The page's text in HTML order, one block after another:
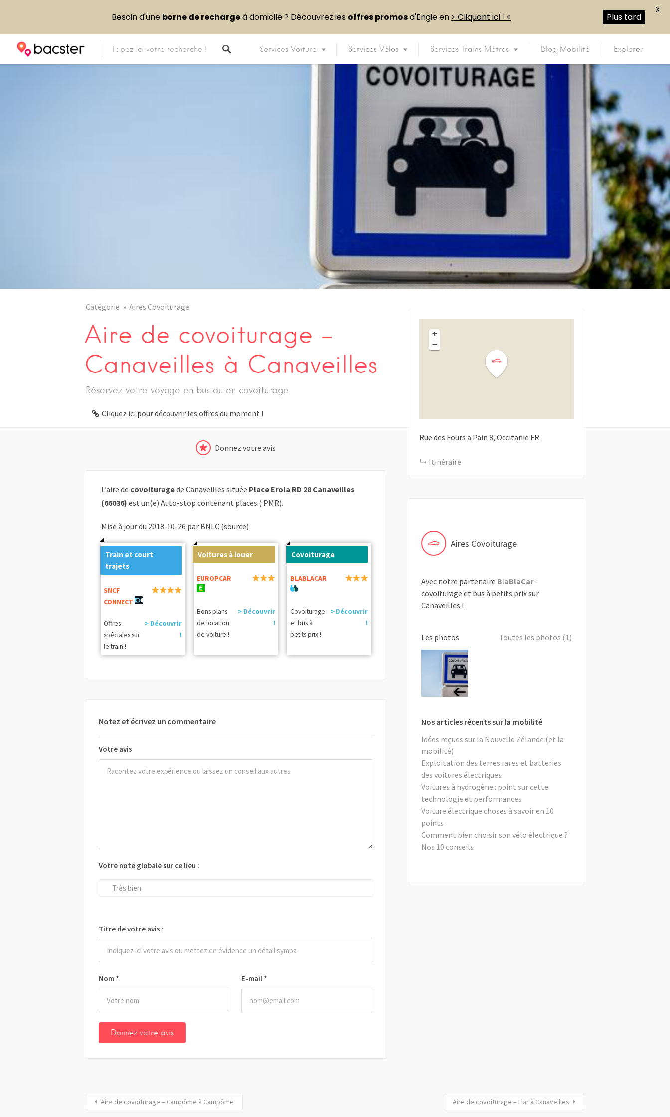
Services Voiture Services Vélos Services Trains Métros Blog Mobilité Explorer
Catégorie Aires Covoiturage
Aire de covoiturage –
Canaveilles à Canaveilles
Réservez votre voyage en bus ou en covoiturage
Cliquez ici pour découvrir les offres du moment !
Donnez votre avis
L’aire de covoituragede Canaveilles située Place Erola RD 28 Canaveilles
(66036) est un(e) Auto-stop contenant places ( PMR).
Mise à jour du 2018-10-26 par BNLC (source)
Train et court
trajets
SNCF
CONNECT
Offres
spéciales sur
le train !
> Découvrir
!
Voitures à louer
EUROPCAR
Bons plans
de location
de voiture !
> Découvrir
!
Covoiturage
BLABLACAR
Covoiturage
et bus à
petits prix !
> Découvrir
!
Notez et écrivez un commentaire
Votre avis
Nom * E-mail *
Votre note globale sur ce lieu :
Très bien
Titre de votre avis :
+
−
Rue des Fours a Pain 8 Occitanie FR
Itinéraire
Aires Covoiturage
Avec notre partenaire BlaBlaCar-
covoiturage et bus à petits prix sur
Canaveilles !
Les photos Toutes les photos (1)
Nos articles récents sur la mobilité
Idées reçues sur la Nouvelle Zélande (et la
mobilité)
Exploitation des terres rares et batteries
des voitures électriques
Voitures à hydrogène : point sur cette
technologie et performances
Voiture électrique choses à savoir en 10
points
Comment bien choisir son vélo électrique ?
Nos 10 conseils
Aire de covoiturage – Campôme à Campôme Aire de covoiturage – Llar à Canaveilles
Besoin d'une borne de rechargeà domicile ? Découvrez les offres promosd'Engie en > Cliquant ici ! < Plus tard
X